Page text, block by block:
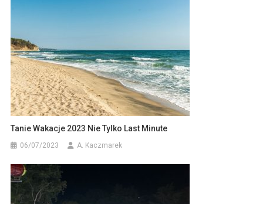
Tanie Wakacje 2023 Nie Tylko Last Minute
06/07/2023 A. Kaczmarek